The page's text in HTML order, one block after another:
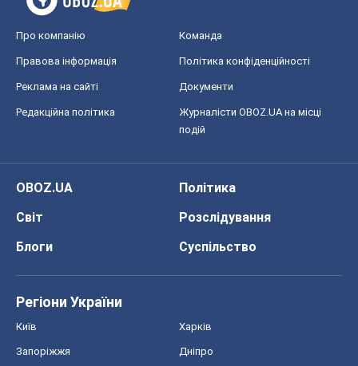
Про компанію Команда
Правова інформація Політика конфіденційності
Реклама на сайті Документи
Редакційна політика
Журналісти OBOZ.UA на місці
подій
OBOZ.UA
Політика
Світ
Розслідування
Блоги
Суспільство
Регіони України
Київ Харків
Запоріжжя Дніпро